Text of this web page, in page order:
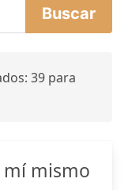
39 para
mí mismo